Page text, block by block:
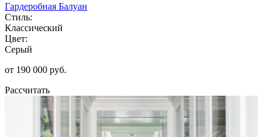
Гардеробная Балуан
Стиль:
Классический
Цвет:
Серый
от 190 000 руб.
Рассчитать